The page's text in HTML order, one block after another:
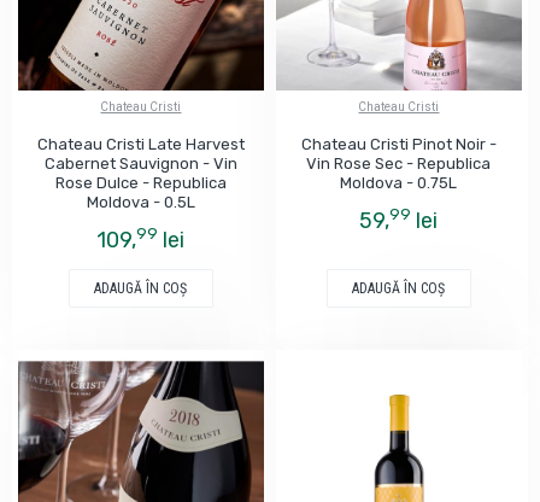
Chateau Cristi
Chateau Cristi Late Harvest
Cabernet Sauvignon - Vin
Rose Dulce - Republica
Moldova - 0.5L
109,99 lei
ADAUGĂ ÎN COŞ
Chateau Cristi
Chateau Cristi Pinot Noir -
Vin Rose Sec - Republica
Moldova - 0.75L
59,99 lei
ADAUGĂ ÎN COŞ